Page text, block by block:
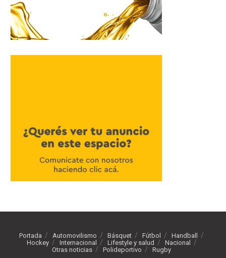
Portada Automovilismo Básquet Fútbol
Handball
Hockey
Internacional Lifestyle y salud
Nacional
Otras noticias
Polideportivo Rugby